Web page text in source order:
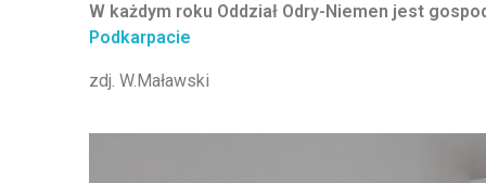
W każdym roku Oddział Odry-Niemen jest
Podkarpacie
zdj. W.Maławski